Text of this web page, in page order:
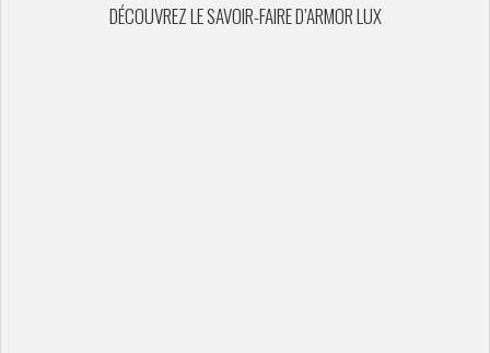
DÉCOUVREZ LE SAVOIR-FAIRE D’ARMOR LUX